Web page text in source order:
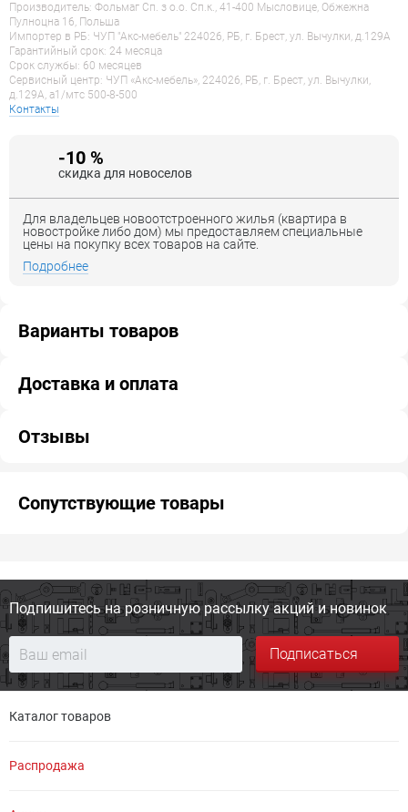
Производитель: Фольмаг Сп. з о.о. Сп.к., 41-400 Мысловице, Обжежна
Пулноцна 16, Польша
Импортер в РБ: ЧУП "Акс-мебель" 224026, РБ, г. Брест, ул. Вычулки, д.129А
Гарантийный срок: 24 месяца
Срок службы: 60 месяцев
Сервисный центр: ЧУП «Акс-мебель», 224026, РБ, г. Брест, ул. Вычулки,
д.129А, a1/мтс 500-8-500
Контакты
-10 %
скидка для новоселов
Для владельцев новоотстроенного жилья (квартира в
новостройке либо дом) мы предоставляем специальные
цены на покупку всех товаров на сайте.
Подробнее
Варианты товаров
Доставка и оплата
Отзывы
Сопутствующие товары
Подпишитесь на розничную рассылку акций и новинок
Подписаться
Каталог товаров
Распродажа